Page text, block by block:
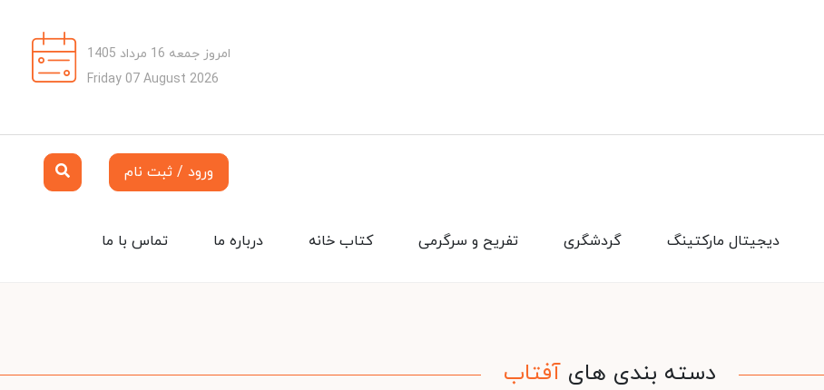
امروز جمعه 16 مرداد 1405
Friday 07 August 2026
ورود / ثبت نام
تماس با ما درباره ما کتاب خانه تفریح و سرگرمی گردشگری دیجیتال مارکتینگ
دسته بندی های آفتاب